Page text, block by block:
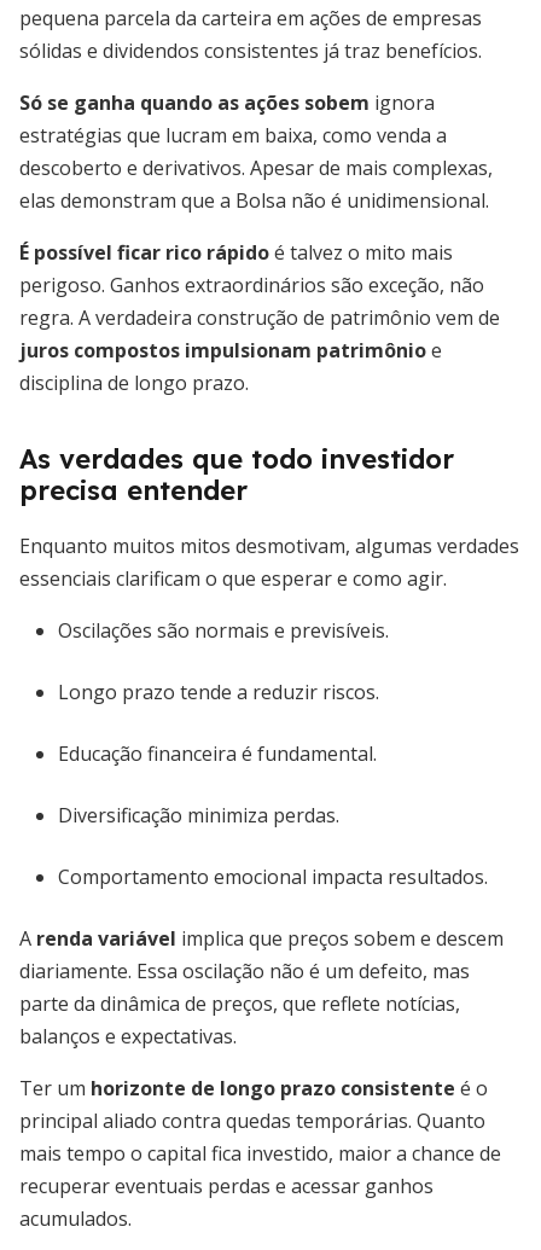
pequena parcela da carteira em ações de empresas
sólidas e dividendos consistentes já traz benefícios.
Só se ganha quando as ações sobem ignora
estratégias que lucram em baixa, como venda a
descoberto e derivativos. Apesar de mais complexas,
elas demonstram que a Bolsa não é unidimensional.
É possível ficar rico rápidoé talvez o mito mais
perigoso. Ganhos extraordinários são exceção, não
regra. A verdadeira construção de patrimônio vem de
juros compostos impulsionam patrimônioe
disciplina de longo prazo.
As verdades que todo investidor
precisa entender
Enquanto muitos mitos desmotivam, algumas verdades
essenciais clarificam o que esperar e como agir.
Oscilações são normais e previsíveis.
Longo prazo tende a reduzir riscos.
Educação financeira é fundamental.
Diversificação minimiza perdas.
Comportamento emocional impacta resultados.
A renda variável implica que preços sobem e descem
diariamente. Essa oscilação não é um defeito, mas
parte da dinâmica de preços, que reflete notícias,
balanços e expectativas.
Ter um horizonte de longo prazo consistente é o
principal aliado contra quedas temporárias. Quanto
mais tempo o capital fica investido, maior a chance de
recuperar eventuais perdas e acessar ganhos
acumulados.